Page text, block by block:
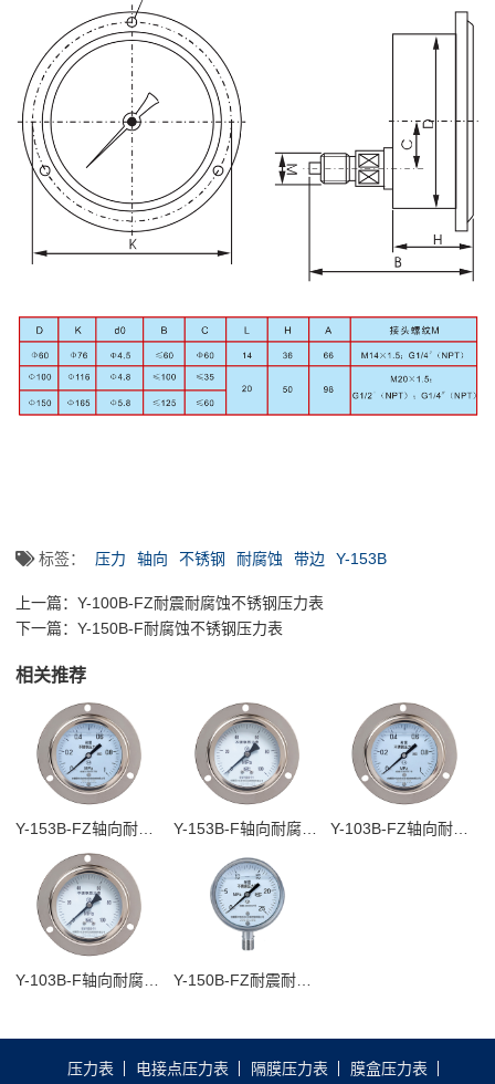
标签： 压力 轴向 不锈钢 耐腐蚀 带边 Y-153B
上一篇： Y-100B-FZ耐震耐腐蚀不锈钢压力表
下一篇： Y-150B-F耐腐蚀不锈钢压力表
相关推荐
Y-153B-FZ轴向耐腐蚀不锈钢压力表 Y-153B-F轴向耐腐蚀不锈钢压力表 Y-103B-FZ轴向耐震耐腐蚀不锈钢压力表
Y-150B-FZ耐震耐腐蚀不锈钢压力表
压力表 电接点压力表 隔膜压力表 膜盒压力表